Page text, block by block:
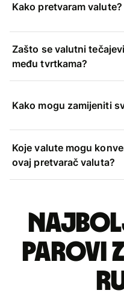
Kako pretvaram valute?
Zašto se valutni
među tvrtkama?
Kako mogu zamijeniti
Koje valute mogu
ovaj pretvarač valuta?
parovi